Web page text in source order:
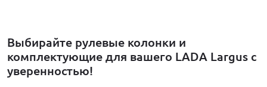
Выбирайте рулевые колонки и
комплектующие для вашего LADA Largus с
уверенностью!